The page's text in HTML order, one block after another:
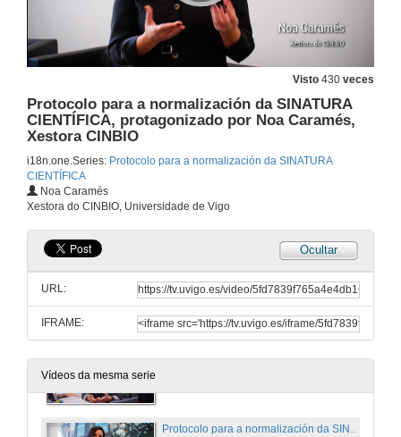
Visto 430 veces
Protocolo para a normalización da SINATURA
CIENTÍFICA, protagonizado por Noa Caramés,
Xestora CINBIO
i18n.one.Series: Protocolo para a normalización da SINATURA
CIENTÍFICA
Noa Caramés
Xestora do CINBIO, Universidade de Vigo
Ocultar
URL:
IFRAME:
Vídeos da mesma serie
10 de dec. de 2020
Protocolo para a normalización da SINATURA CIENTÍFICA, protagonizado por Noa Caramés, Xestora CINBIO